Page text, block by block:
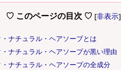
♡ このページの目次 ♡ [非表示]
ナチュラル・ヘアソープとは
ナチュラル・ヘアソープが黒い理由
ナチュラル・ヘアソープの全成分